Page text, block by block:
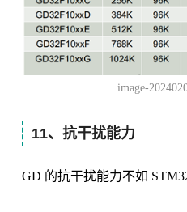
image-
11、抗干扰能力
GD 的抗干扰能力不如